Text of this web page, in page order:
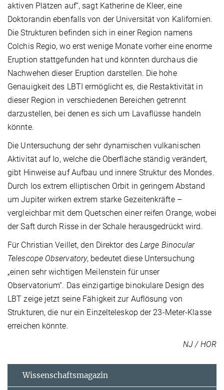
aktiven Plätzen auf“, sagt Katherine de Kleer, eine
Doktorandin ebenfalls von der Universität von Kalifornien.
Die Strukturen befinden sich in einer Region namens
Colchis Regio, wo erst wenige Monate vorher eine enorme
Eruption stattgefunden hat und könnten durchaus die
Nachwehen dieser Eruption darstellen. Die hohe
Genauigkeit des LBTI ermöglicht es, die Restaktivität in
dieser Region in verschiedenen Bereichen getrennt
darzustellen, bei denen es sich um Lavaflüsse handeln
könnte.
Die Untersuchung der sehr dynamischen vulkanischen
Aktivität auf Io, welche die Oberfläche ständig verändert,
gibt Hinweise auf Aufbau und innere Struktur des Mondes.
Durch Ios extrem elliptischen Orbit in geringem Abstand
um Jupiter wirken extrem starke Gezeitenkräfte –
vergleichbar mit dem Quetschen einer reifen Orange, wobei
der Saft durch Risse in der Schale herausgedrückt wird.
Für Christian Veillet, den Direktor des Large Binocular
Telescope Observatory, bedeutet diese Untersuchung
„einen sehr wichtigen Meilenstein für unser
Observatorium“. Das einzigartige binokulare Design des
LBT zeige jetzt seine Fähigkeit zur Auflösung von
Strukturen, die nur ein Einzelteleskop der 23-Meter-Klasse
erreichen könnte.
NJ / HOR
Wissenschaftsmagazin